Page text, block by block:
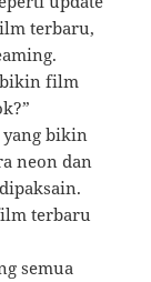
terbaru,
bikin film
yang bikin
neon dan
terbaru
semua